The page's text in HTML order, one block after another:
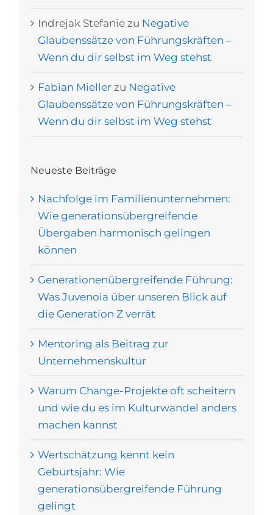
Indrejak Stefanie zu Negative
Glaubenssätze von Führungskräften –
Wenn du dir selbst im Weg stehst
Fabian Mieller zu Negative
Glaubenssätze von Führungskräften –
Wenn du dir selbst im Weg stehst
Neueste Beiträge
Nachfolge im Familienunternehmen:
Wie generationsübergreifende
Übergaben harmonisch gelingen
können
Generationenübergreifende Führung:
Was Juvenoia über unseren Blick auf
die Generation Z verrät
Mentoring als Beitrag zur
Unternehmenskultur
Warum Change-Projekte oft scheitern
und wie du es im Kulturwandel anders
machen kannst
Wertschätzung kennt kein
Geburtsjahr: Wie
generationsübergreifende Führung
gelingt